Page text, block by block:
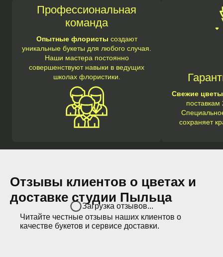
Профессиональная
команда
Опытные флористы создают
уникальные букеты для любого случая.
Наши мастера постоянно
совершенствуют навыки в ведущих
школах флористики.
Свежие цветы
сохраняет
Отзывы клиентов о цветах и
доставке студии Пыльца
Читайте честные отзывы наших клиентов о
качестве букетов и сервисе доставки.
Загрузка отзывов...